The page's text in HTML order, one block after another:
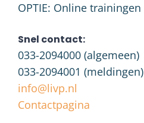
OPTIE: Online trainingen
Snel contact:
033-2094000 (algemeen)
033-2094001 (meldingen)
info@livp.nl
Contactpagina